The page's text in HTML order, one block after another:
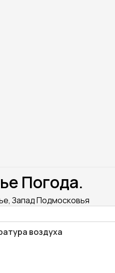
Погода.
Запад Подмосковья
воздуха